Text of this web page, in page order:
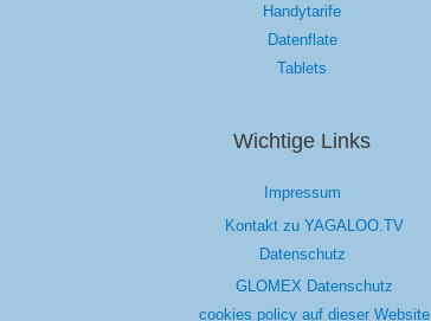
Handytarife
Datenflate
Tablets
Wichtige Links
Impressum
Kontakt zu YAGALOO.TV
Datenschutz
GLOMEX Datenschutz
cookies policy auf dieser Website